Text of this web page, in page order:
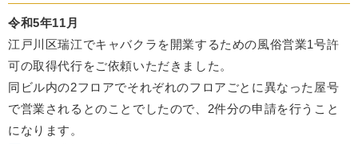
令和5年11月
江戸川区瑞江でキャバクラを開業するための風俗営業1号許
可の取得代行をご依頼いただきました。
同ビル内の2フロアでそれぞれのフロアごとに異なった屋号
で営業されるとのことでしたので、2件分の申請を行うこと
になります。